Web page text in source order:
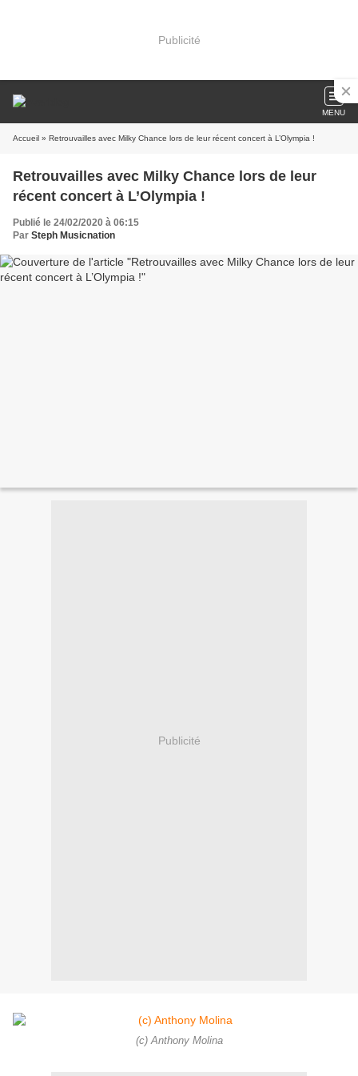
Publicité
MENU
Accueil » Retrouvailles avec Milky Chance lors de leur récent concert à L’Olympia !
Retrouvailles avec Milky Chance lors de leur
récent concert à L’Olympia !
Publié le 24/02/2020 à 06:15
Par Steph Musicnation
Publicité
(c) Anthony Molina